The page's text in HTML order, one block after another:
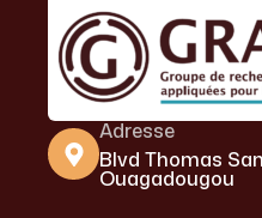
Adresse
Blvd Thomas
Ouagadougou